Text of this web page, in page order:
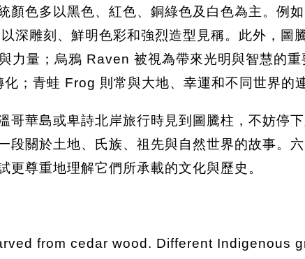
顏色多以黑色、紅色、銅綠色及白色為主。例
深雕刻、鮮明色彩和強烈造型見稱。此外，圖
力量；烏鴉 Raven 被視為帶來光明與智慧的
；青蛙 Frog 則常與大地、幸運和不同世界的
哥華島或卑詩北岸旅行時見到圖騰柱，不妨停
段關於土地、氏族、祖先與自然世界的故事。
更尊重地理解它們所承載的文化與歷史。
from cedar wood. Different Indigenous